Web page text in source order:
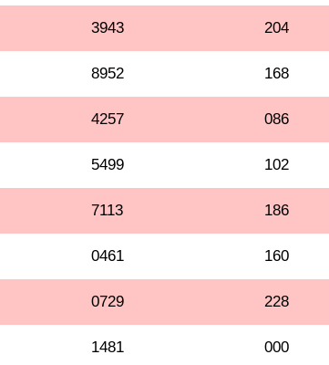
3943 204
8952 168
4257 086
5499 102
7113 186
0461 160
0729 228
1481 000